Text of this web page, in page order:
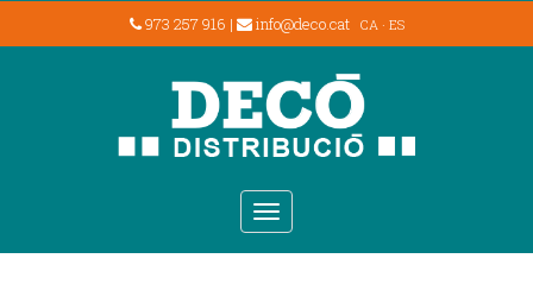
973 257 916 | info@deco.cat CA· ES
Toggle
navigation
Posts tagged as
aislamiento termico
Ursa: Aislamiento
Térmico y Acústico
Superior